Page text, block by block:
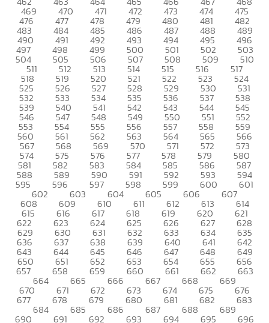
469 470 471 472 473 474 475
476 477 478 479 480 481 482
483 484 485 486 487 488 489
490 491 492 493 494 495 496
497 498 499 500 501 502 503
504 505 506 507 508 509 510
511 512 513 514 515 516 517
518 519 520 521 522 523 524
525 526 527 528 529 530 531
532 533 534 535 536 537 538
539 540 541 542 543 544 545
546 547 548 549 550 551 552
553 554 555 556 557 558 559
560 561 562 563 564 565 566
567 568 569 570 571 572 573
574 575 576 577 578 579 580
581 582 583 584 585 586 587
588 589 590 591 592 593 594
595 596 597 598 599 600 601
602 603 604 605 606 607
608 609 610 611 612 613 614
615 616 617 618 619 620 621
622 623 624 625 626 627 628
629 630 631 632 633 634 635
636 637 638 639 640 641 642
643 644 645 646 647 648 649
650 651 652 653 654 655 656
657 658 659 660 661 662 663
664 665 666 667 668 669
670 671 672 673 674 675 676
677 678 679 680 681 682 683
684 685 686 687 688 689
690 691 692 693 694 695 696